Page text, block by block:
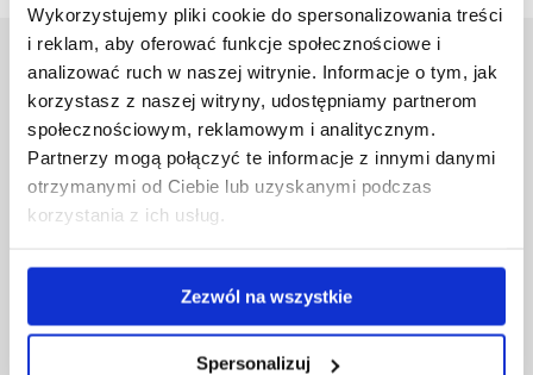
Wykorzystujemy pliki cookie do spersonalizowania treści
i reklam, aby oferować funkcje społecznościowe i
analizować ruch w naszej witrynie. Informacje o tym, jak
korzystasz z naszej witryny, udostępniamy partnerom
społecznościowym, reklamowym i analitycznym.
Partnerzy mogą połączyć te informacje z innymi danymi
otrzymanymi od Ciebie lub uzyskanymi podczas
korzystania z ich usług.
Zezwól na wszystkie
Spersonalizuj
Uniwersytet Rzeszowski
Al. Tadeusza Rejtana 16C
35-959 Rzeszów
Pomiń
nawigację
Polityka prywatności
Mapa serwisu
Wydawnictwo
Praca na UR